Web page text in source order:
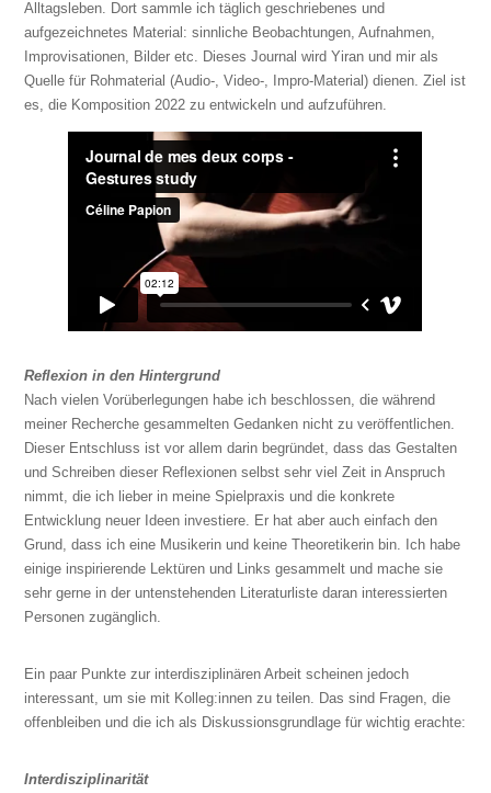
Alltagsleben. Dort sammle ich täglich geschriebenes und
aufgezeichnetes Material: sinnliche Beobachtungen, Aufnahmen,
Improvisationen, Bilder etc. Dieses Journal wird Yiran und mir als
Quelle für Rohmaterial (Audio-, Video-, Impro-Material) dienen. Ziel ist
es, die Komposition 2022 zu entwickeln und aufzuführen.
Reflexion in den Hintergrund
Nach vielen Vorüberlegungen habe ich beschlossen, die während
meiner Recherche gesammelten Gedanken nicht zu veröffentlichen.
Dieser Entschluss ist vor allem darin begründet, dass das Gestalten
und Schreiben dieser Reflexionen selbst sehr viel Zeit in Anspruch
nimmt, die ich lieber in meine Spielpraxis und die konkrete
Entwicklung neuer Ideen investiere. Er hat aber auch einfach den
Grund, dass ich eine Musikerin und keine Theoretikerin bin. Ich habe
einige inspirierende Lektüren und Links gesammelt und mache sie
sehr gerne in der untenstehenden Literaturliste daran interessierten
Personen zugänglich.
Ein paar Punkte zur interdisziplinären Arbeit scheinen jedoch
interessant, um sie mit Kolleg:innen zu teilen. Das sind Fragen, die
offenbleiben und die ich als Diskussionsgrundlage für wichtig erachte:
Interdisziplinarität